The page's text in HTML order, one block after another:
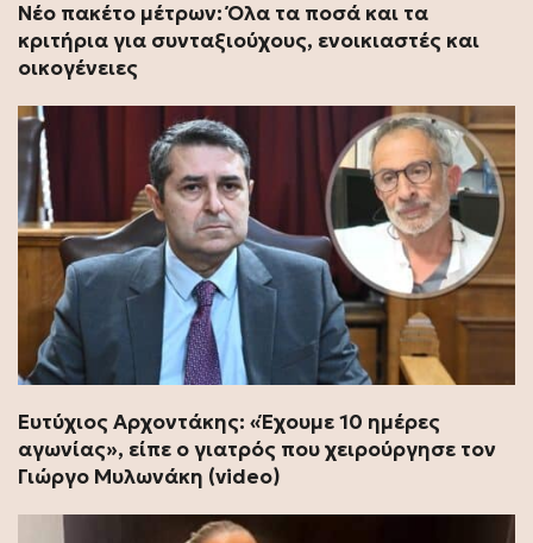
Νέο πακέτο μέτρων: Όλα τα ποσά και τα
κριτήρια για συνταξιούχους, ενοικιαστές και
οικογένειες
Ευτύχιος Αρχοντάκης: «Έχουμε 10 ημέρες
αγωνίας», είπε ο γιατρός που χειρούργησε τον
Γιώργο Μυλωνάκη (video)